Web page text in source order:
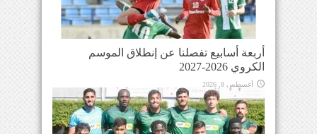
أربعة أسابيع تفصلنا عن إنطلاق الموسم
الكروي 2026-2027
أغسطس 8, 2026